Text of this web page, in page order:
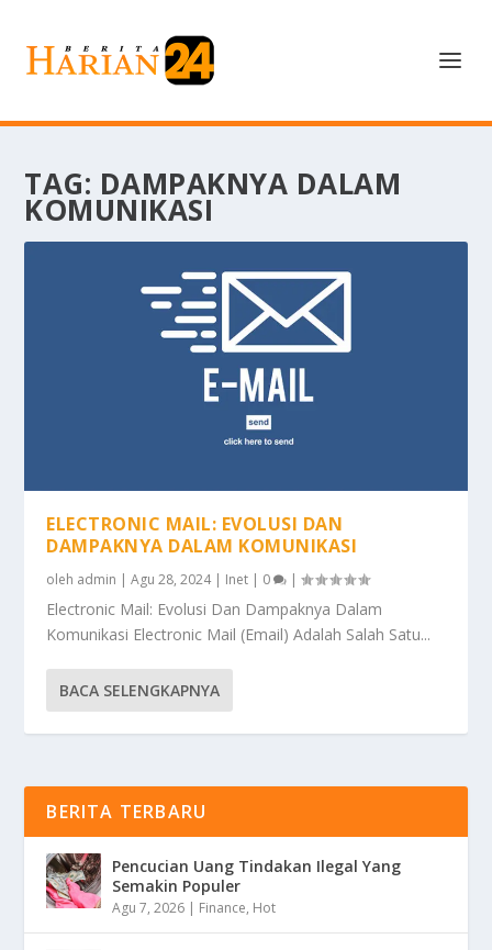
TAG: DAMPAKNYA DALAM
KOMUNIKASI
ELECTRONIC MAIL: EVOLUSI DAN
DAMPAKNYA DALAM KOMUNIKASI
oleh admin |Agu 28, 2024| Inet | 0 |
Electronic Mail: Evolusi Dan Dampaknya Dalam
Komunikasi Electronic Mail (Email) Adalah Salah Satu...
BACA SELENGKAPNYA
BERITA TERBARU
Pencucian Uang Tindakan Ilegal Yang
Semakin Populer
Agu 7, 2026 | Finance, Hot